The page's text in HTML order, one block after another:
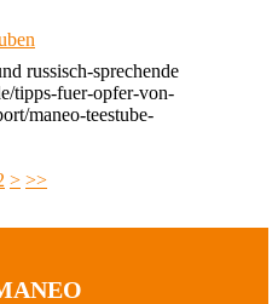
russisch-sprechende
tipps-fuer-opfer-von-
maneo-teestube-
> >>